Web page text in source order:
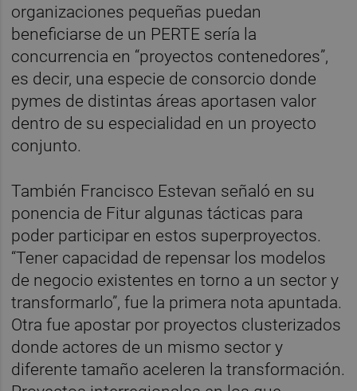
organizaciones pequeñas puedan
beneficiarse de un PERTE sería la
concurrencia en “proyectos contenedores”,
es decir, una especie de consorcio donde
pymes de distintas áreas aportasen valor
dentro de su especialidad en un proyecto
conjunto.
También Francisco Estevan señaló en su
ponencia de Fitur algunas tácticas para
poder participar en estos superproyectos.
“Tener capacidad de repensar los modelos
de negocio existentes en torno a un sector y
transformarlo”, fue la primera nota apuntada.
Otra fue apostar por proyectos clusterizados
donde actores de un mismo sector y
diferente tamaño aceleren la transformación.